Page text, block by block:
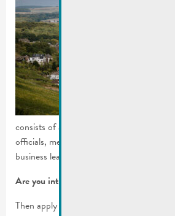
consists of a climate advisor, political
officials, members of the municipal
business leaders, and interested citizens.
Are you interested?
Then apply until 01.02.2024: